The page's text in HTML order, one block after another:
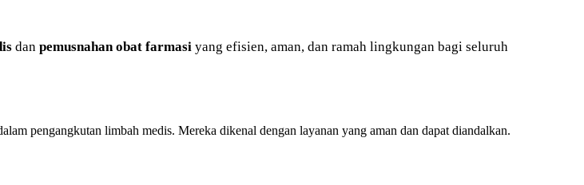
dan pemusnahan obat farmasi yang efisien, aman, dan ramah lingkungan bagi seluruh
pengangkutan limbah medis. Mereka dikenal dengan layanan yang aman dan dapat diandalkan.